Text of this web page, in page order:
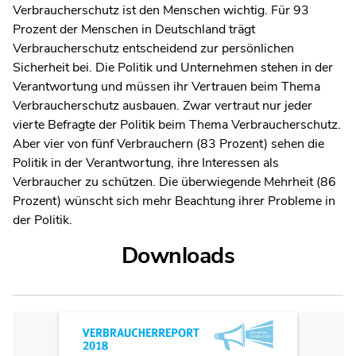
Verbraucherschutz ist den Menschen wichtig. Für 93
Prozent der Menschen in Deutschland trägt
Verbraucherschutz entscheidend zur persönlichen
Sicherheit bei. Die Politik und Unternehmen stehen in der
Verantwortung und müssen ihr Vertrauen beim Thema
Verbraucherschutz ausbauen. Zwar vertraut nur jeder
vierte Befragte der Politik beim Thema Verbraucherschutz.
Aber vier von fünf Verbrauchern (83 Prozent) sehen die
Politik in der Verantwortung, ihre Interessen als
Verbraucher zu schützen. Die überwiegende Mehrheit (86
Prozent) wünscht sich mehr Beachtung ihrer Probleme in
der Politik.
Downloads